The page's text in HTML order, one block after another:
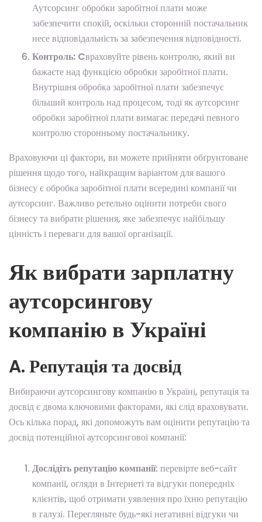
Аутсорсинг обробки заробітної плати може
забезпечити спокій, оскільки сторонній постачальник
несе відповідальність за забезпечення відповідності.
Контроль: Cвраховуйте рівень контролю, який ви
бажаєте над функцією обробки заробітної плати.
Внутрішня обробка заробітної плати забезпечує
більший контроль над процесом, тоді як аутсорсинг
обробки заробітної плати вимагає передачі певного
контролю сторонньому постачальнику.
Враховуючи ці фактори, ви можете прийняти обґрунтоване
рішення щодо того, найкращим варіантом для вашого
бізнесу є обробка заробітної плати всередині компанії чи
аутсорсинг. Важливо ретельно оцінити потреби свого
бізнесу та вибрати рішення, яке забезпечує найбільшу
цінність і переваги для вашої організації.
Як вибрати зарплатну
аутсорсингову
компанію в Україні
A. Репутація та досвід
Вибираючи аутсорсингову компанію в Україні, репутація та
досвід є двома ключовими факторами, які слід враховувати.
Ось кілька порад, які допоможуть вам оцінити репутацію та
досвід потенційної аутсорсингової компанії:
Дослідіть репутацію компанії: перевірте веб-сайт
компанії, огляди в Інтернеті та відгуки попередніх
клієнтів, щоб отримати уявлення про їхню репутацію
в галузі. Перегляньте будь-які негативні відгуки чи